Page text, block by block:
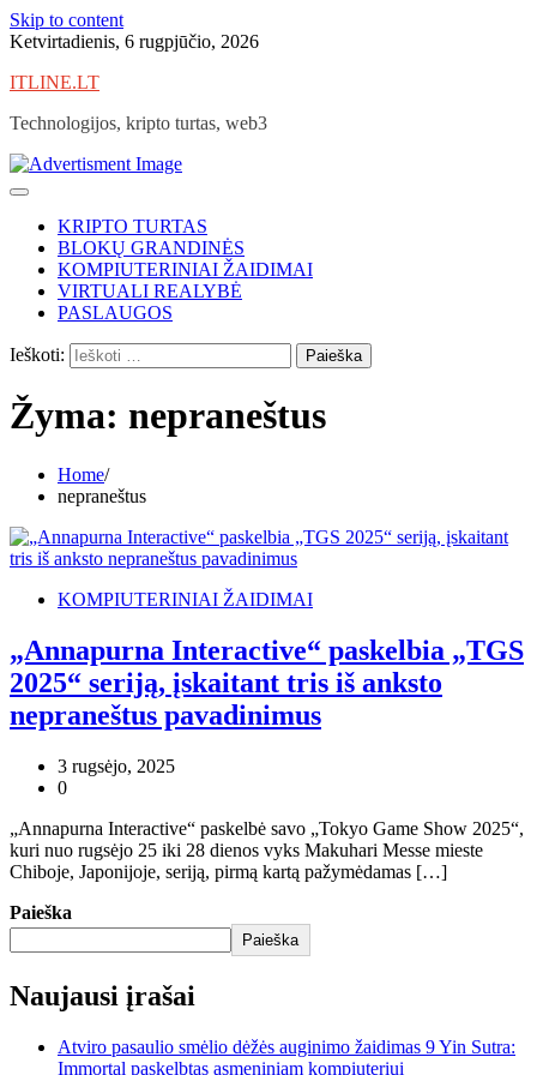
Skip to content
Ketvirtadienis, 6 rugpjūčio, 2026
ITLINE.LT
Technologijos, kripto turtas, web3
KRIPTO TURTAS
BLOKŲ GRANDINĖS
KOMPIUTERINIAI ŽAIDIMAI
VIRTUALI REALYBĖ
PASLAUGOS
Ieškoti:
Žyma: nepraneštus
Home
nepraneštus
KOMPIUTERINIAI ŽAIDIMAI
„Annapurna Interactive“ paskelbia „TGS
2025“ seriją, įskaitant tris iš anksto
nepraneštus pavadinimus
3 rugsėjo, 2025
0
„Annapurna Interactive“ paskelbė savo „Tokyo Game Show 2025“,
kuri nuo rugsėjo 25 iki 28 dienos vyks Makuhari Messe mieste
Chiboje, Japonijoje, seriją, pirmą kartą pažymėdamas […]
Paieška
Paieška
Naujausi įrašai
Atviro pasaulio smėlio dėžės auginimo žaidimas 9 Yin Sutra:
Immortal paskelbtas asmeniniam kompiuteriui